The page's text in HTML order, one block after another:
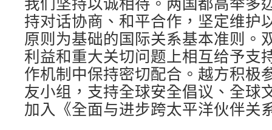
持对话协商、和平合作，坚定维护
原则为基础的国际关系基本准则。
利益和重大关切问题上相互给予支
作机制中保持密切配合。越方积极
友小组，支持全球安全倡议、全球
加入《全面与进步跨太平洋伙伴关